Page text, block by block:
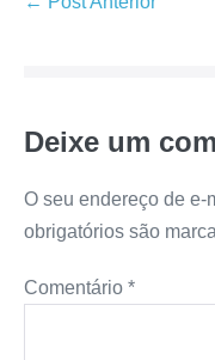
Deixe um
O seu endereço de e-
obrigatórios são
Comentário *